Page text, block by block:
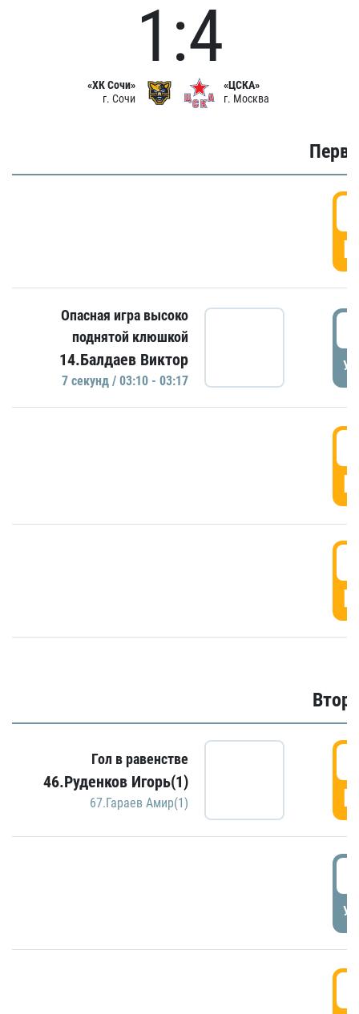
«ХК Сочи»
г. Сочи
1:4
«ЦСКА»
г. Москва
Опасная игра высоко
поднятой клюшкой
14.Балдаев Виктор
7 секунд / 03:10 - 03:17
Гол в равенстве
46.Руденков Игорь(1)
67.Гараев Амир(1)